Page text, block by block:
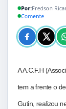
Por:Fredson
Comente
A A.C.F.H
tem a frente o
Gutin, realizou